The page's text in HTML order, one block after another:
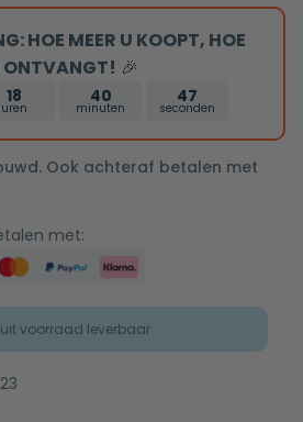
HOE MEER U KOOPT, HOE
ONTVANGT! 🎉
18
uren
40
minuten
46
seconden
Ook achteraf betalen met
met:
uit voorraad leverbaar